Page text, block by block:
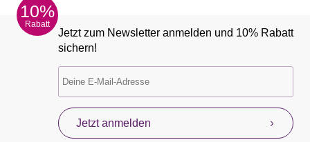
10%
Rabatt
Jetzt zum Newsletter anmelden und 10% Rabatt
sichern!
Jetzt anmelden